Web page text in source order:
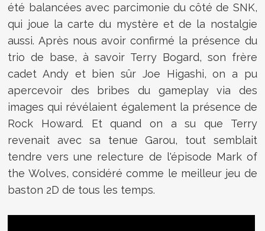
été balancées avec parcimonie du côté de SNK,
qui joue la carte du mystère et de la nostalgie
aussi. Après nous avoir confirmé la présence du
trio de base, à savoir Terry Bogard, son frère
cadet Andy et bien sûr Joe Higashi, on a pu
apercevoir des bribes du gameplay via des
images qui révélaient également la présence de
Rock Howard. Et quand on a su que Terry
revenait avec sa tenue Garou, tout semblait
tendre vers une relecture de l'épisode Mark of
the Wolves, considéré comme le meilleur jeu de
baston 2D de tous les temps.